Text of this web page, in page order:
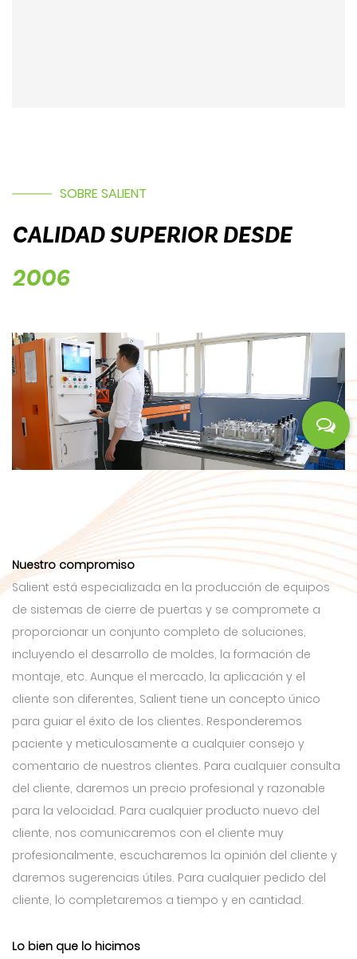
SOBRE SALIENT
CALIDAD SUPERIOR DESDE
2006
Nuestro compromiso
Salient está especializada en la producción de equipos
de sistemas de cierre de puertas y se compromete a
proporcionar un conjunto completo de soluciones,
incluyendo el desarrollo de moldes, la formación de
montaje, etc. Aunque el mercado, la aplicación y el
cliente son diferentes, Salient tiene un concepto único
para guiar el éxito de los clientes. Responderemos
paciente y meticulosamente a cualquier consejo y
comentario de nuestros clientes. Para cualquier consulta
del cliente, daremos un precio profesional y razonable
para la velocidad. Para cualquier producto nuevo del
cliente, nos comunicaremos con el cliente muy
profesionalmente, escucharemos la opinión del cliente y
daremos sugerencias útiles. Para cualquier pedido del
cliente, lo completaremos a tiempo y en cantidad.
Lo bien que lo hicimos